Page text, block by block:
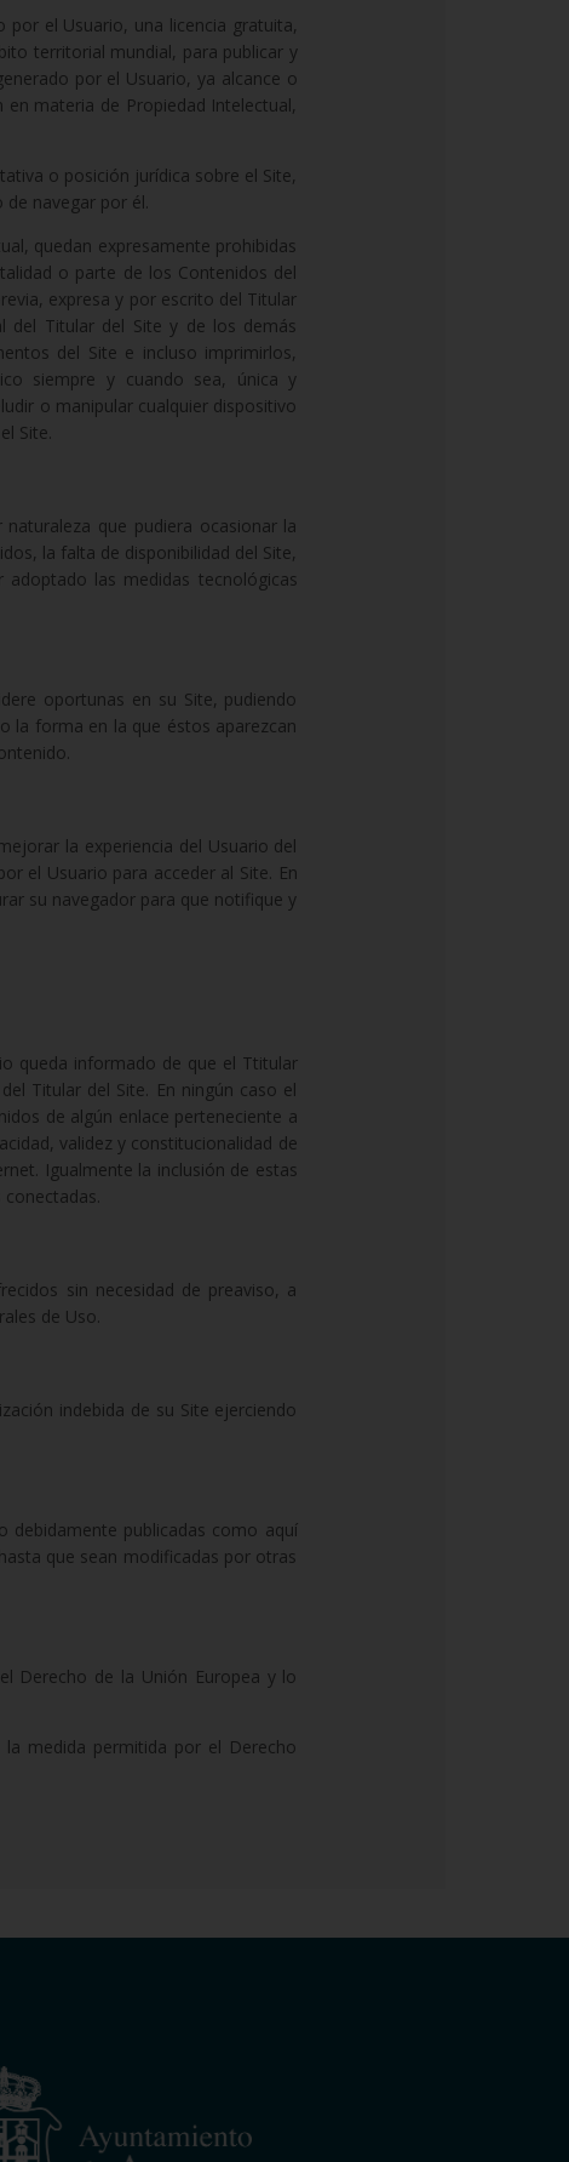
por el Usuario, una licencia gratuita,
territorial mundial, para publicar y
por el Usuario, ya alcance o
materia de Propiedad Intelectual,
o posición jurídica sobre el Site,
navegar por él.
quedan expresamente prohibidas
o parte de los Contenidos del
expresa y por escrito del Titular
del Titular del Site y de los demás
del Site e incluso imprimirlos,
siempre y cuando sea, única y
o manipular cualquier dispositivo
Site.
que pudiera ocasionar la
la falta de disponibilidad del Site,
las medidas tecnológicas
oportunas en su Site, pudiendo
la forma en la que éstos aparezcan
la experiencia del Usuario del
el Usuario para acceder al Site. En
su navegador para que notifique y
queda informado de que el Ttitular
Titular del Site. En ningún caso el
de algún enlace perteneciente a
validez y constitucionalidad de
Igualmente la inclusión de estas
sin necesidad de preaviso, a
de Uso.
indebida de su Site ejerciendo
debidamente publicadas como aquí
que sean modificadas por otras
Derecho de la Unión Europea y lo
medida permitida por el Derecho